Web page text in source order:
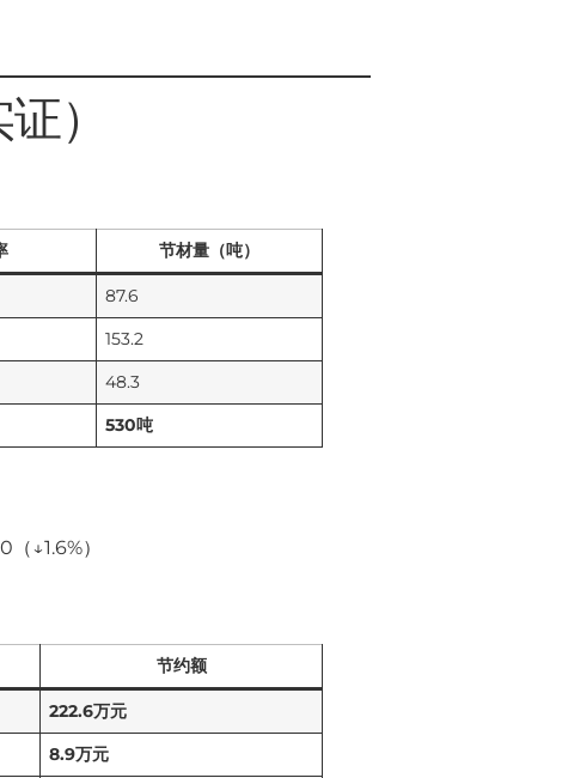
）
节材量（吨）
87.6
153.2
48.3
530吨
↓1.6%）
节约额
222.6万元
8.9万元